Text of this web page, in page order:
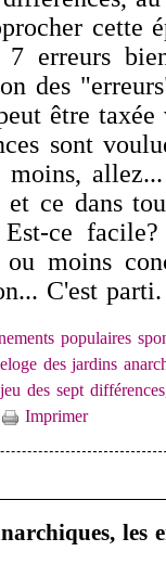
cette
7 erreurs
des
être
sont
et ce dans
Est-ce
moins
C'est parti.
populaires
eloge des jardins
jeu des sept différences
Imprimer
les